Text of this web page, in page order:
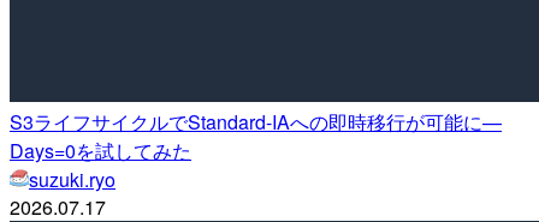
S3ライフサイクルでStandard-IAへの即時移行が可能に—
Days=0を試してみた
suzuki.ryo
2026.07.17